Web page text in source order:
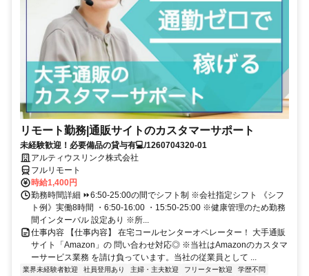
リモート勤務|通販サイトのカスタマーサポート
未経験歓迎！必要備品の貸与有💻/1260704320-01
アルティウスリンク株式会社
フルリモート
時給1,400円
勤務時間詳細 ⏩6:50-25:00の間でシフト制 ※会社指定シフト 《シフ
ト例》実働8時間 ・6:50-16:00 ・15:50-25:00 ※健康管理のため勤務
間インターバル 設定あり ※所...
仕事内容 【仕事内容】 在宅コールセンターオペレーター！ 大手通販
サイト「Amazon」の 問い合わせ対応◎ ※当社はAmazonのカスタマ
ーサービス業務 を請け負っています。当社の従業員として ...
業界未経験者歓迎 社員登用あり 主婦・主夫歓迎 フリーター歓迎
学歴不問